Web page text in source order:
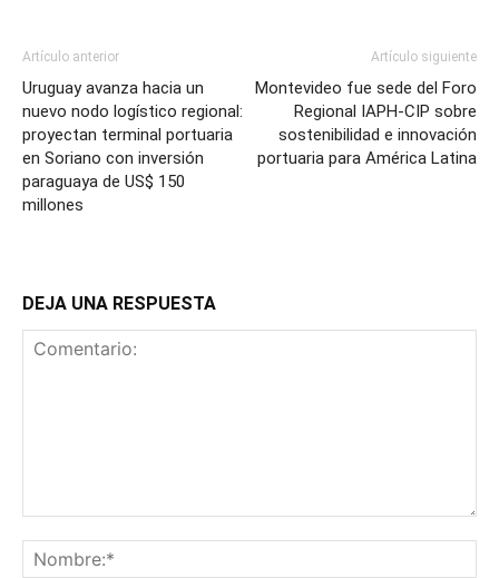
Artículo anterior
Uruguay avanza hacia un
nuevo nodo logístico regional:
proyectan terminal portuaria
en Soriano con inversión
paraguaya de US$ 150
millones
Artículo siguiente
Montevideo fue sede del Foro
Regional IAPH-CIP sobre
sostenibilidad e innovación
portuaria para América Latina
DEJA UNA RESPUESTA